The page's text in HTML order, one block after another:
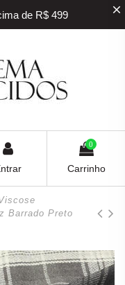
de R$ 499
PIX e BOLETO
de R$ 499
0
Carrinho
Barrado Preto